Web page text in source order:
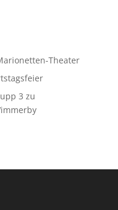
Theater
3 zu